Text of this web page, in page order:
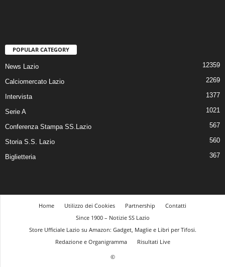
POPULAR CATEGORY
News Lazio 12359
Calciomercato Lazio 2269
Intervista 1377
Serie A 1021
Conferenza Stampa SS.Lazio 567
Storia S.S. Lazio 560
Biglietteria 367
Home Utilizzo dei Cookies Partnership
Contatti
Since 1900 – Notizie SS Lazio
Store Ufficiale Lazio su Amazon: Gadget, Maglie e Libri per Tifosi.
Redazione e Organigramma
Risultati Live
©